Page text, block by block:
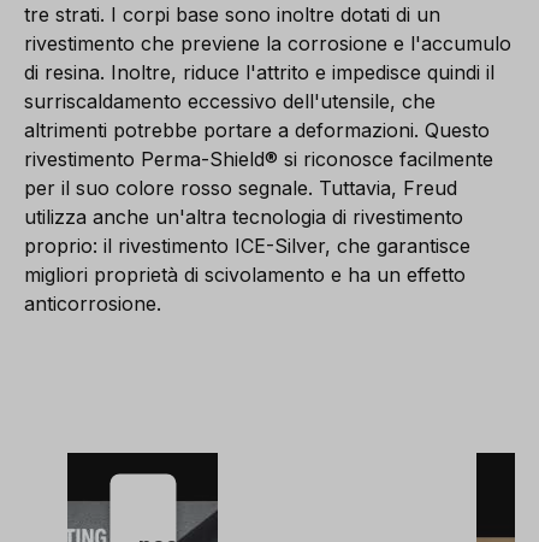
tre strati. I corpi base sono inoltre dotati di un
rivestimento che previene la corrosione e l'accumulo
di resina. Inoltre, riduce l'attrito e impedisce quindi il
surriscaldamento eccessivo dell'utensile, che
altrimenti potrebbe portare a deformazioni. Questo
rivestimento Perma-Shield® si riconosce facilmente
per il suo colore rosso segnale. Tuttavia, Freud
utilizza anche un'altra tecnologia di rivestimento
proprio: il rivestimento ICE-Silver, che garantisce
migliori proprietà di scivolamento e ha un effetto
anticorrosione.
È